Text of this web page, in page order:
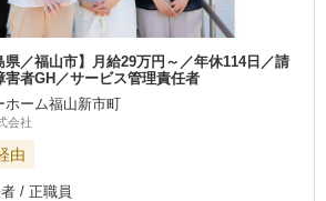
県／福山市】月給29万円～／年休114日／請
者GH／サービス管理責任者
ホーム福山新市町
会社
由
/ 正職員